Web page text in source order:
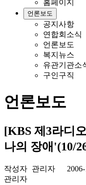
홈페이지
언론보도
공지사항
연합회소식
언론보도
복지뉴스
유관기관소
구인구직
언론보도
[KBS 제3라디
나의 장애'(10/
작성자 관리자
관리자